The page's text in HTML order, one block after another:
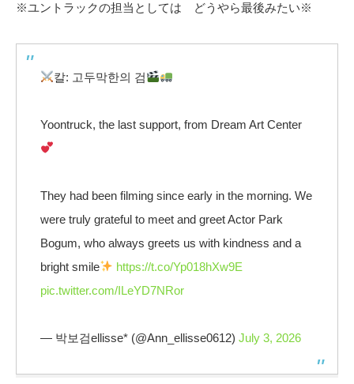
※ユントラックの担当としては どうやら最後みたい※
칼: 고두막한의 검
Yoontruck, the last support, from Dream Art Center
They had been filming since early in the morning. We
were truly grateful to meet and greet Actor Park
Bogum, who always greets us with kindness and a
bright smile
https://t.co/Yp018hXw9E
pic.twitter.com/ILeYD7NRor
— 박보검ellisse* (@Ann_ellisse0612) July 3, 2026